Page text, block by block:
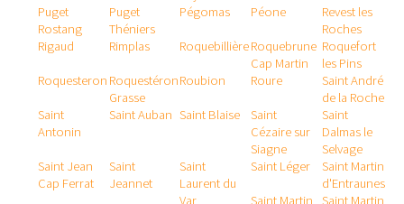
Puget
Rostang
Puget
Théniers
Pégomas Péone
Revest les
Roches
Rigaud
Rimplas RoquebillièreRoquebrune
Cap Martin
Roquefort
les Pins
Roquesteron Roquestéron
Grasse
Roubion Roure
Saint André
de la Roche
Saint
Antonin
Saint Auban Saint Blaise
Saint
Cézaire sur
Siagne
Saint
Dalmas le
Selvage
Saint Jean
Cap Ferrat
Saint
Jeannet
Saint
Laurent du
Saint Léger
Saint Martin
d'Entraunes